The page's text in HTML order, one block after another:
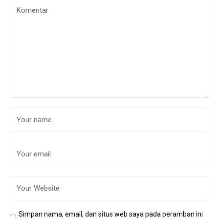
Simpan nama, email, dan situs web saya pada peramban ini